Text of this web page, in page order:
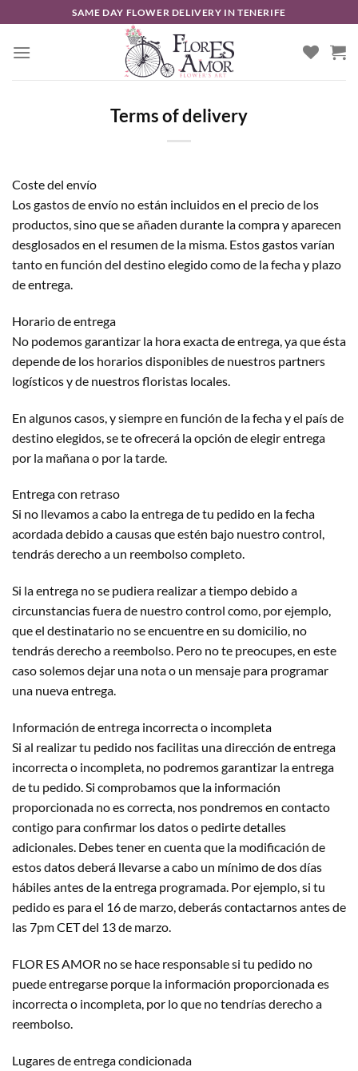
to
content
SAME DAY FLOWER DELIVERY IN TENERIFE
Terms of delivery
Coste del envío
Los gastos de envío no están incluidos en el precio de los
productos, sino que se añaden durante la compra y aparecen
desglosados en el resumen de la misma. Estos gastos varían
tanto en función del destino elegido como de la fecha y plazo
de entrega.
Horario de entrega
No podemos garantizar la hora exacta de entrega, ya que ésta
depende de los horarios disponibles de nuestros partners
logísticos y de nuestros floristas locales.
En algunos casos, y siempre en función de la fecha y el país de
destino elegidos, se te ofrecerá la opción de elegir entrega
por la mañana o por la tarde.
Entrega con retraso
Si no llevamos a cabo la entrega de tu pedido en la fecha
acordada debido a causas que estén bajo nuestro control,
tendrás derecho a un reembolso completo.
Si la entrega no se pudiera realizar a tiempo debido a
circunstancias fuera de nuestro control como, por ejemplo,
que el destinatario no se encuentre en su domicilio, no
tendrás derecho a reembolso. Pero no te preocupes, en este
caso solemos dejar una nota o un mensaje para programar
una nueva entrega.
Información de entrega incorrecta o incompleta
Si al realizar tu pedido nos facilitas una dirección de entrega
incorrecta o incompleta, no podremos garantizar la entrega
de tu pedido. Si comprobamos que la información
proporcionada no es correcta, nos pondremos en contacto
contigo para confirmar los datos o pedirte detalles
adicionales. Debes tener en cuenta que la modificación de
estos datos deberá llevarse a cabo un mínimo de dos días
hábiles antes de la entrega programada. Por ejemplo, si tu
pedido es para el 16 de marzo, deberás contactarnos antes de
las 7pm CET del 13 de marzo.
FLOR ES AMOR no se hace responsable si tu pedido no
puede entregarse porque la información proporcionada es
incorrecta o incompleta, por lo que no tendrías derecho a
reembolso.
Lugares de entrega condicionada